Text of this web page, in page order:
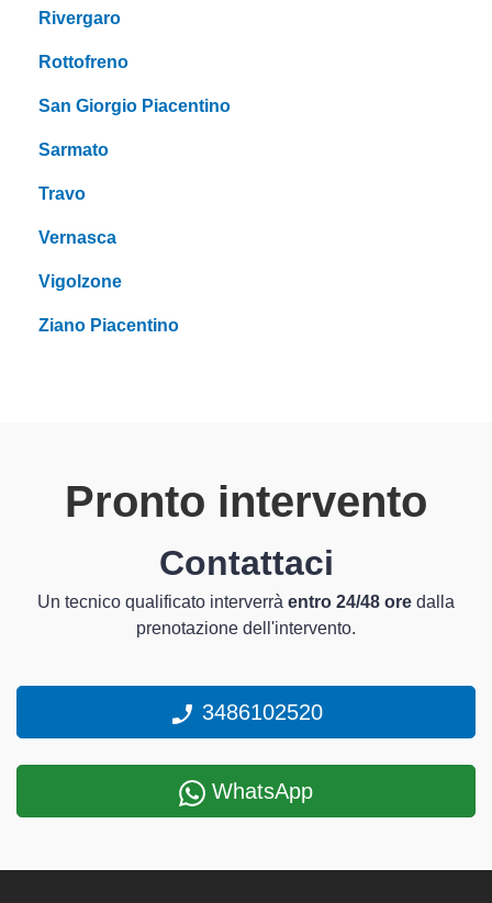
Rivergaro
Rottofreno
San Giorgio Piacentino
Sarmato
Travo
Vernasca
Vigolzone
Ziano Piacentino
Pronto intervento
Contattaci
Un tecnico qualificato interverrà entro 24/48 ore dalla
prenotazione dell'intervento.
3486102520
WhatsApp